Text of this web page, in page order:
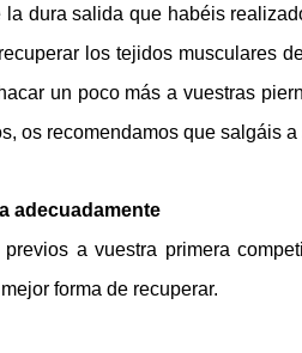
la dura salida que habéis
los tejidos musculares
un poco más a vuestras
os recomendamos que salgáis
adecuadamente
a vuestra primera
forma de recuperar.